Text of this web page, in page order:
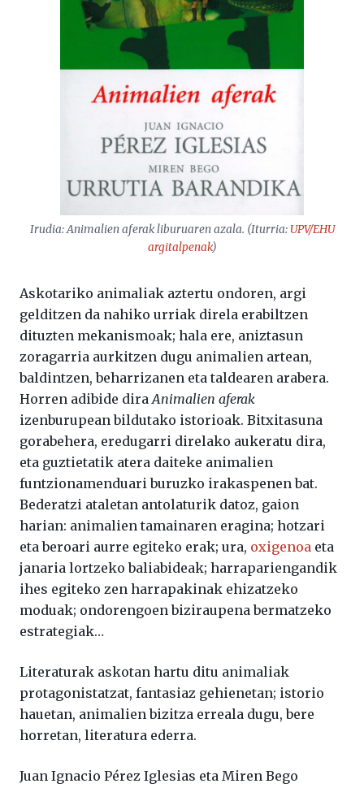
Irudia:Animalien aferakliburuaren azala. (Iturria: UPV/EHU
argitalpenak)
Askotariko animaliak aztertu ondoren, argi
gelditzen da nahiko urriak direla erabiltzen
dituzten mekanismoak; hala ere, aniztasun
zoragarria aurkitzen dugu animalien artean,
baldintzen, beharrizanen eta taldearen arabera.
Horren adibide diraAnimalien aferak
izenburupean bildutako istorioak. Bitxitasuna
gorabehera, eredugarri direlako aukeratu dira,
eta guztietatik atera daiteke animalien
funtzionamenduari buruzko irakaspenen bat.
Bederatzi ataletan antolaturik datoz, gaion
harian: animalien tamainaren eragina; hotzari
eta beroari aurre egiteko erak; ura, oxigenoa eta
janaria lortzeko baliabideak; harrapariengandik
ihes egiteko zen harrapakinak ehizatzeko
moduak; ondorengoen biziraupena bermatzeko
estrategiak…
Literaturak askotan hartu ditu animaliak
protagonistatzat, fantasiaz gehienetan; istorio
hauetan, animalien bizitza erreala dugu, bere
horretan, literatura ederra.
Juan Ignacio Pérez Iglesias eta Miren Bego